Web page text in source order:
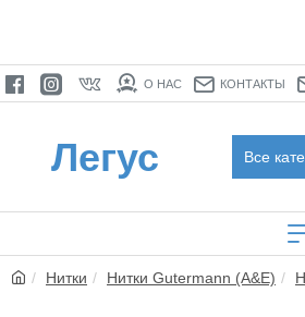
О НАС КОНТАКТЫ
Легус Все
Нитки Нитки Gutermann (A&E)